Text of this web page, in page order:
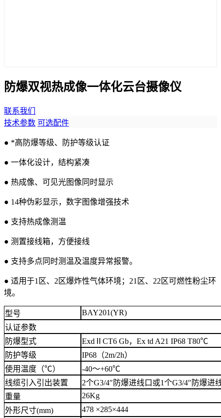
防爆双视热成像一体化云台摄像仪
联系我们
技术参数 可选配件
● *高防爆等级、防护等级认证
● 一体化设计，结构紧凑
● 热成像、可见光图像同时显示
● 14种伪彩显示，数字图像增强技术
● 支持热成像测温
● 测置接线箱，方便接线
● 支持多点同时测温及温度异常报警。
● 适用于1区、2区爆炸性气体环境；21区、22区可燃性粉尘环
境。
型号
BAY201(YR)
认证参数
防爆型式
ExdⅡCT6 Gb，Ex td A21 IP68 T80℃
防护等级
IP68（2m/2h）
使用温度（℃）
-40～+60℃
线缆引入引出装置
2个G3/4″防爆进线口或1个G3/4″防爆进
重量
26Kg
外形尺寸(mm)
478 ×285×444